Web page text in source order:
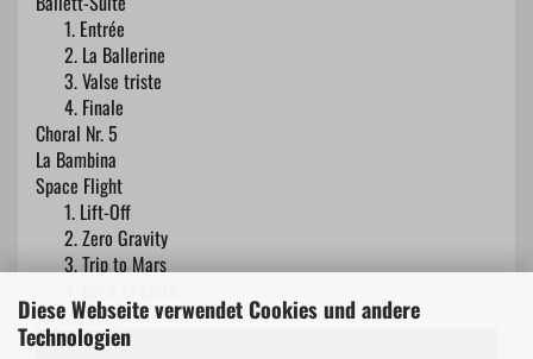
Diese Webseite verwendet Cookies und andere
Technologien
1. Entrée
2. La Ballerine
3. Valse triste
4. Finale
Choral Nr. 5
La Bambina
Space Flight
1. Lift-Off
2. Zero Gravity
3. Trip to Mars
Tumble Rag